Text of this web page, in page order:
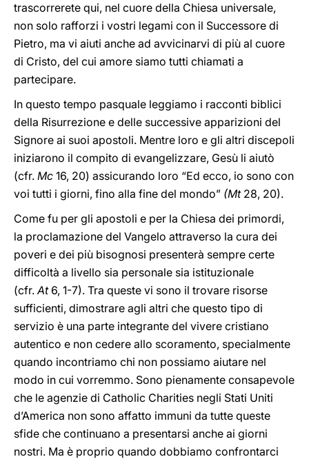
trascorrerete qui, nel cuore della Chiesa universale,
non solo rafforzi i vostri legami con il Successore di
Pietro, ma vi aiuti anche ad avvicinarvi di più al cuore
di Cristo, del cui amore siamo tutti chiamati a
partecipare.
In questo tempo pasquale leggiamo i racconti biblici
della Risurrezione e delle successive apparizioni del
Signore ai suoi apostoli. Mentre loro e gli altri discepoli
iniziarono il compito di evangelizzare, Gesù li aiutò
(cfr. Mc 16, 20) assicurando loro “Ed ecco, io sono con
voi tutti i giorni, fino alla fine del mondo” (Mt28, 20).
Come fu per gli apostoli e per la Chiesa dei primordi,
la proclamazione del Vangelo attraverso la cura dei
poveri e dei più bisognosi presenterà sempre certe
difficoltà a livello sia personale sia istituzionale
(cfr.At6, 1-7). Tra queste vi sono il trovare risorse
sufficienti, dimostrare agli altri che questo tipo di
servizio è una parte integrante del vivere cristiano
autentico e non cedere allo scoramento, specialmente
quando incontriamo chi non possiamo aiutare nel
modo in cui vorremmo. Sono pienamente consapevole
che le agenzie di Catholic Charities negli Stati Uniti
d’America non sono affatto immuni da tutte queste
sfide che continuano a presentarsi anche ai giorni
nostri. Ma è proprio quando dobbiamo confrontarci